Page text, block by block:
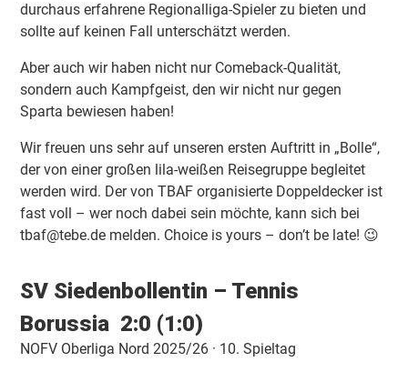
durchaus erfahrene Regionalliga-Spieler zu bieten und
sollte auf keinen Fall unterschätzt werden.
Aber auch wir haben nicht nur Comeback-Qualität,
sondern auch Kampfgeist, den wir nicht nur gegen
Sparta bewiesen haben!
Wir freuen uns sehr auf unseren ersten Auftritt in „Bolle“,
der von einer großen lila-weißen Reisegruppe begleitet
werden wird. Der von TBAF organisierte Doppeldecker ist
fast voll – wer noch dabei sein möchte, kann sich bei
tbaf@tebe.de melden. Choice is yours – don’t be late! 😉
SV Siedenbollentin – Tennis
Borussia 2:0 (1:0)
NOFV Oberliga Nord 2025/26 · 10. Spieltag